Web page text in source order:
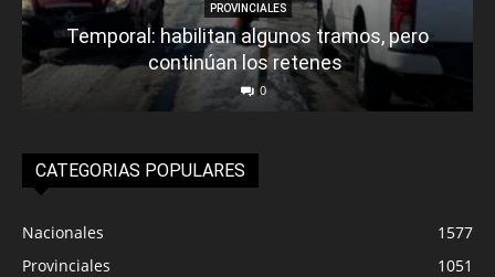
PROVINCIALES
Temporal: habilitan algunos tramos, pero
continúan los retenes
0
CATEGORIAS POPULARES
Nacionales
1577
Provinciales
1051